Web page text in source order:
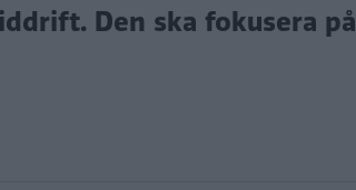
Den ska fokusera på